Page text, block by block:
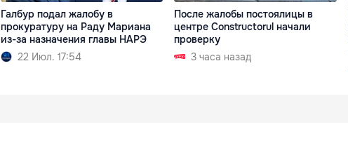
Галбур подал жалобу в
прокуратуру на Раду Мариана
из-за назначения главы НАРЭ
22 Июл. 17:54
После жалобы постоялицы в
центре Constructorul начали
проверку
3 часа назад